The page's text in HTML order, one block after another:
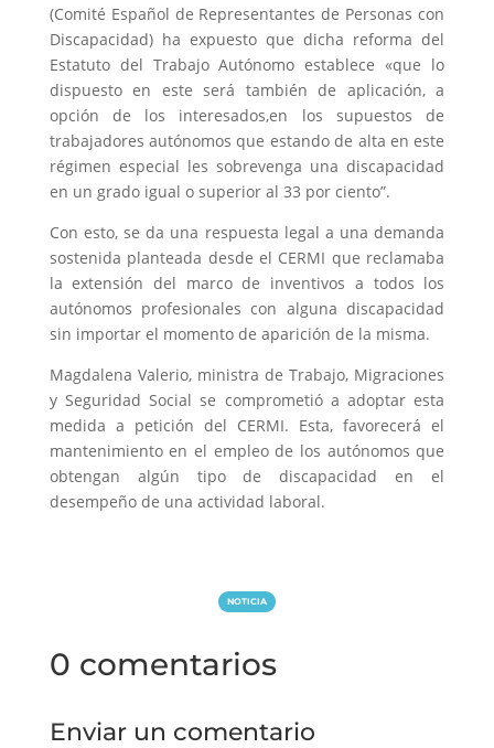
(Comité Español de Representantes de Personas con
Discapacidad) ha expuesto que dicha reforma del
Estatuto del Trabajo Autónomo establece «que lo
dispuesto en este será también de aplicación, a
opción de los interesados,en los supuestos de
trabajadores autónomos que estando de alta en este
régimen especial les sobrevenga una discapacidad
en un grado igual o superior al 33 por ciento”.
Con esto, se da una respuesta legal a una demanda
sostenida planteada desde el CERMI que reclamaba
la extensión del marco de inventivos a todos los
autónomos profesionales con alguna discapacidad
sin importar el momento de aparición de la misma.
Magdalena Valerio, ministra de Trabajo, Migraciones
y Seguridad Social se comprometió a adoptar esta
medida a petición del CERMI. Esta, favorecerá el
mantenimiento en el empleo de los autónomos que
obtengan algún tipo de discapacidad en el
desempeño de una actividad laboral.
NOTICIA
0 comentarios
Enviar un comentario